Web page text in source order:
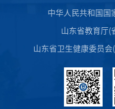
中华人民共和国国
山东省教育厅(
山东省卫生健康委员